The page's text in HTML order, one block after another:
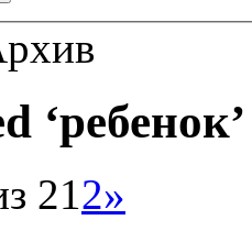
‘ребенок’
212»